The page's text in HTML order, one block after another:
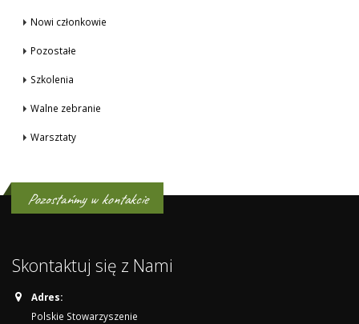
Nowi członkowie
Pozostałe
Szkolenia
Walne zebranie
Warsztaty
Pozostańmy w kontakcie
Skontaktuj się z Nami
Adres:
Polskie Stowarzyszenie